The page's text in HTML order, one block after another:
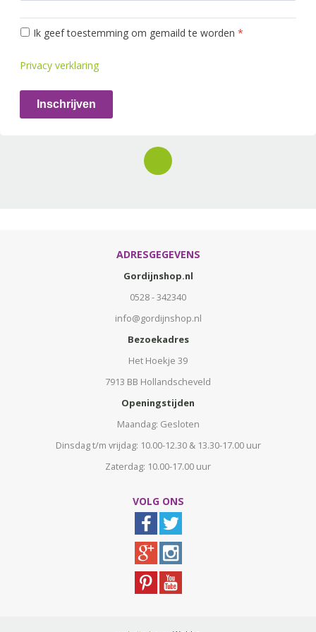
Ik geef toestemming om gemaild te worden *
Privacy verklaring
Inschrijven
ADRESGEGEVENS
Gordijnshop.nl
0528 - 342340
info@gordijnshop.nl
Bezoekadres
Het Hoekje 39
7913 BB Hollandscheveld
Openingstijden
Maandag: Gesloten
Dinsdag t/m vrijdag: 10.00-12.30 & 13.30-17.00 uur
Zaterdag: 10.00-17.00 uur
VOLG ONS